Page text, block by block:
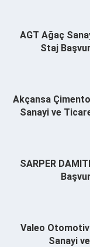
AGT Ağaç
Staj
Akçansa
Sanayi ve
SARPER
Valeo
Sanayi